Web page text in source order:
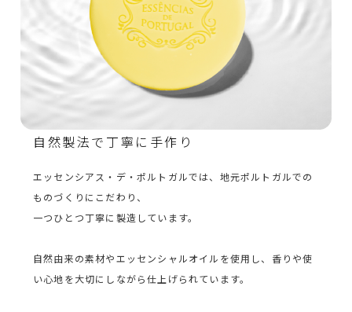
自然製法で丁寧に手作り
エッセンシアス・デ・ポルトガルでは、地元ポルトガルでの
ものづくりにこだわり、
一つひとつ丁寧に製造しています。
自然由来の素材やエッセンシャルオイルを使用し、香りや使
い心地を大切にしながら仕上げられています。